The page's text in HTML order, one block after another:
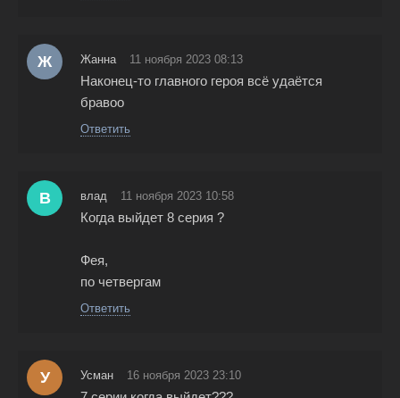
Ж Жанна 11 ноября 2023 08:13
Наконец-то главного героя всё удаётся
бравоо
Ответить
В влад 11 ноября 2023 10:58
Когда выйдет 8 серия ?
Фея,
по четвергам
Ответить
У Усман 16 ноября 2023 23:10